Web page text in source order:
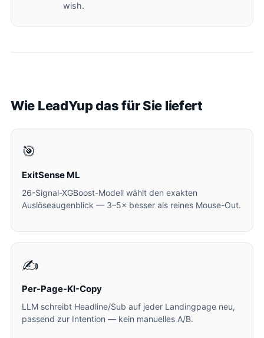
wish.
Wie LeadYup das für Sie liefert
🎯
ExitSense ML
26-Signal-XGBoost-Modell wählt den exakten
Auslöseaugenblick — 3–5× besser als reines Mouse-Out.
✍️
Per-Page-KI-Copy
LLM schreibt Headline/Sub auf jeder Landingpage neu,
passend zur Intention — kein manuelles A/B.